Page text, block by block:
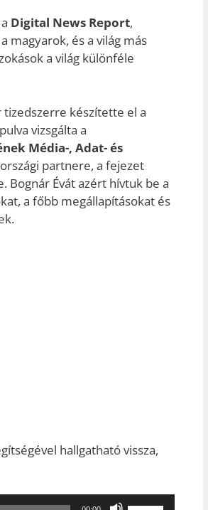
Digital News Report,
és a világ más
a világ különféle
készítette el a
vizsgálta a
Média-, Adat​- és
partnere, a fejezet
Bognár Évát azért hívtuk be a
a főbb megállapításokat és
hallgatható vissza,
A